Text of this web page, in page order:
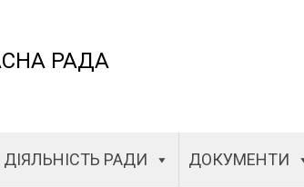
РАДА
ДІЯЛЬНІСТЬ РАДИ ДОКУМЕНТИ